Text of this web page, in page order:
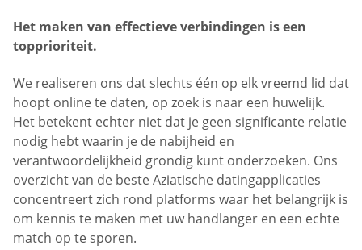
Het maken van effectieve verbindingen is een
topprioriteit.
We realiseren ons dat slechts één op elk vreemd lid dat
hoopt online te daten, op zoek is naar een huwelijk.
Het betekent echter niet dat je geen significante relatie
nodig hebt waarin je de nabijheid en
verantwoordelijkheid grondig kunt onderzoeken. Ons
overzicht van de beste Aziatische datingapplicaties
concentreert zich rond platforms waar het belangrijk is
om kennis te maken met uw handlanger en een echte
match op te sporen.